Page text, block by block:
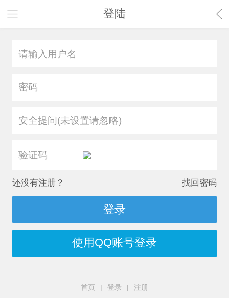
登陆
安全提问(未设置请忽略)
还没有注册？ 找回密码
登录
使用QQ账号登录
首页 | 登录 |
注册